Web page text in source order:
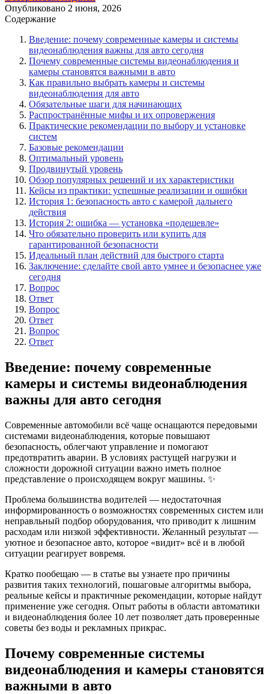
Опубликовано 2 июня, 2026
Содержание
Введение: почему современные камеры и системы
видеонаблюдения важны для авто сегодня
Почему современные системы видеонаблюдения и
камеры становятся важными в авто
Как правильно выбрать камеры и системы
видеонаблюдения для авто
Обязательные шаги для начинающих
Распространённые мифы и их опровержения
Практические рекомендации по выбору и установке
систем
Базовые рекомендации
Оптимальный уровень
Продвинутый уровень
Обзор популярных решений и их характеристики
Кейсы из практики: успешные реализации и ошибки
История 1: безопасность авто с камерой дальнего
действия
История 2: ошибка — установка «подешевле»
Что обязательно проверить или купить для
гарантированной безопасности
Идеальный план действий для быстрого старта
Заключение: сделайте свой авто умнее и безопаснее уже
сегодня
Вопрос
Ответ
Вопрос
Ответ
Вопрос
Ответ
Введение: почему современные
камеры и системы видеонаблюдения
важны для авто сегодня
Современные автомобили всё чаще оснащаются передовыми
системами видеонаблюдения, которые повышают
безопасность, облегчают управление и помогают
предотвратить аварии. В условиях растущей нагрузки и
сложности дорожной ситуации важно иметь полное
представление о происходящем вокруг машины. ✨
Проблема большинства водителей — недостаточная
информированность о возможностях современных систем или
неправльный подбор оборудования, что приводит к лишним
расходам или низкой эффективности. Желанный результат —
уютное и безопасное авто, которое «видит» всё и в любой
ситуации реагирует вовремя.
Кратко пообещаю — в статье вы узнаете про причины
развития таких технологий, пошаговые алгоритмы выбора,
реальные кейсы и практичные рекомендации, которые найдут
применение уже сегодня. Опыт работы в области автоматики
и видеонаблюдения более 10 лет позволяет дать проверенные
советы без воды и рекламных прикрас.
Почему современные системы
видеонаблюдения и камеры становятся
важными в авто